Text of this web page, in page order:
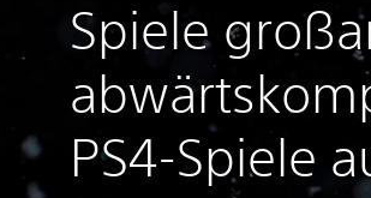
Spiele
PS4-Spiele